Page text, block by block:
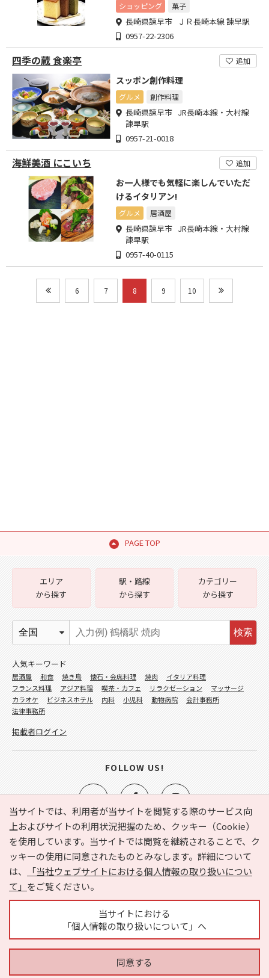
ショッピング 菓子
長崎県諫早市 ＪＲ長崎本線 諫早駅
0957-22-2306
四季の蔵 食楽亭 追加
スッポン創作料理
グルメ 創作料理
長崎県諫早市 JR長崎本線・大村線
諫早駅
0957-21-0018
海鮮美酒 にこいち 追加
お一人様でも気軽に楽しんでいただ
けるイタリアン!
グルメ 居酒屋
長崎県諫早市 JR長崎本線・大村線
諫早駅
0957-40-0115
6 7 8 9 10
PAGE TOP
当サイトでは、利用者が当サイトを閲覧する際のサービス向
上およびサイトの利用状況把握のため、クッキー（Cookie）
を使用しています。当サイトでは閲覧を継続されることで、ク
ッキーの使用に同意されたものとみなします。詳細について
は、
「当社ウェブサイトにおける個人情報の取り扱いについ
て」 をご覧ください。
当サイトにおける
「個人情報の取り扱いについて」へ
同意する
e-NAVITA（イーナビタ）とは？ お気に入り
ヘルプ
利用規約
個人情報の取り扱いについて
運営会社
サイトマップ
広告掲載に関するお問い合わせ
エリア
から探す
駅・路線
から探す
カテゴリー
から探す
検索
人気キーワード
居酒屋 和食 焼き鳥 懐石・会席料理 焼肉
イタリア料理
フランス料理
アジア料理 喫茶・カフェ リラクゼーション
マッサージ
カラオケ
ビジネスホテル 内科 小児科 動物病院
会計事務所
法律事務所
掲載者ログイン
FOLLOW US!
Copyright © HYOJITO.Co.,Ltd. All Rights Reserved.